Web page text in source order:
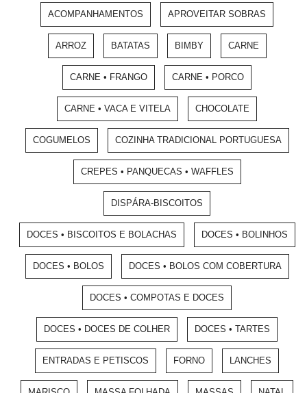
ACOMPANHAMENTOS APROVEITAR SOBRAS
ARROZ BATATAS BIMBY CARNE
CARNE • FRANGO CARNE • PORCO
CARNE • VACA E VITELA CHOCOLATE
COGUMELOS COZINHA TRADICIONAL PORTUGUESA
CREPES • PANQUECAS • WAFFLES
DISPÁRA-BISCOITOS
DOCES • BISCOITOS E BOLACHAS DOCES • BOLINHOS
DOCES • BOLOS DOCES • BOLOS COM COBERTURA
DOCES • COMPOTAS E DOCES
DOCES • DOCES DE COLHER DOCES • TARTES
ENTRADAS E PETISCOS FORNO LANCHES